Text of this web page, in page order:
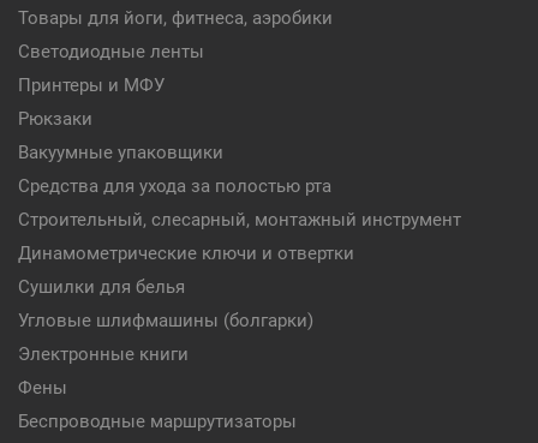
Товары для йоги, фитнеса, аэробики
Светодиодные ленты
Принтеры и МФУ
Рюкзаки
Вакуумные упаковщики
Средства для ухода за полостью рта
Строительный, слесарный, монтажный инструмент
Динамометрические ключи и отвертки
Сушилки для белья
Угловые шлифмашины (болгарки)
Электронные книги
Фены
Беспроводные маршрутизаторы